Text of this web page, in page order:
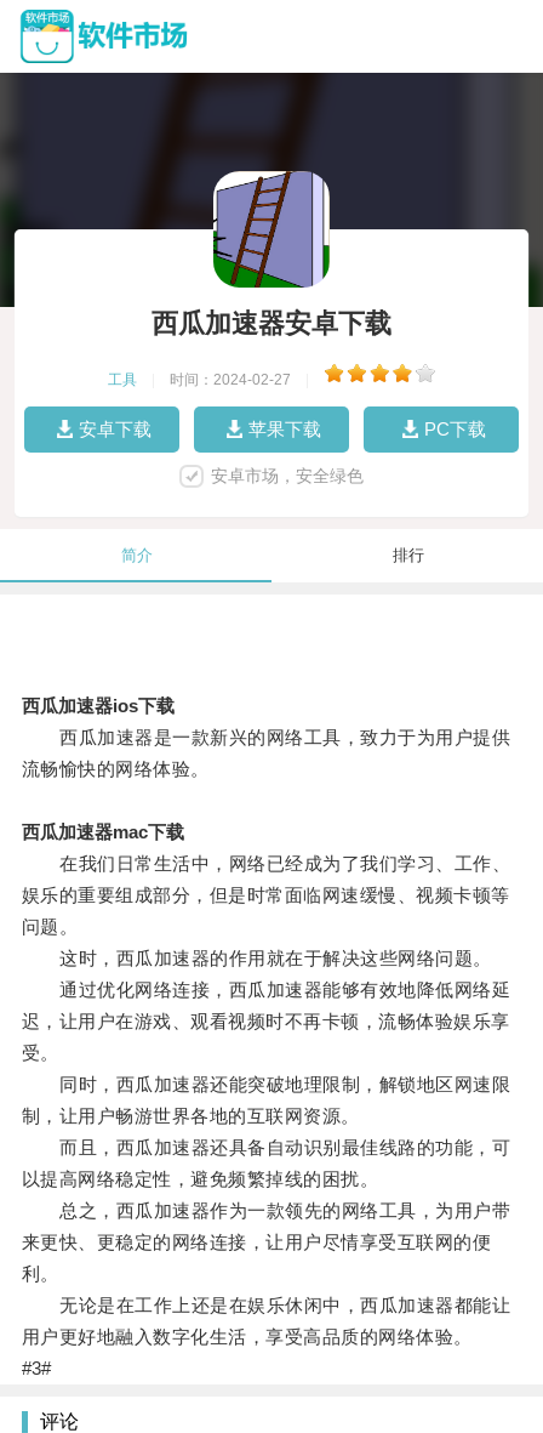
西瓜加速器安卓下载
工具 时间：2024-02-27
安卓下载 苹果下载 PC下载
安卓市场，安全绿色
简介 排行
西瓜加速器ios下载
西瓜加速器是一款新兴的网络工具，致力于为用户提供
流畅愉快的网络体验。
西瓜加速器mac下载
在我们日常生活中，网络已经成为了我们学习、工作、
娱乐的重要组成部分，但是时常面临网速缓慢、视频卡顿等
问题。
这时，西瓜加速器的作用就在于解决这些网络问题。
通过优化网络连接，西瓜加速器能够有效地降低网络延
迟，让用户在游戏、观看视频时不再卡顿，流畅体验娱乐享
受。
同时，西瓜加速器还能突破地理限制，解锁地区网速限
制，让用户畅游世界各地的互联网资源。
而且，西瓜加速器还具备自动识别最佳线路的功能，可
以提高网络稳定性，避免频繁掉线的困扰。
总之，西瓜加速器作为一款领先的网络工具，为用户带
来更快、更稳定的网络连接，让用户尽情享受互联网的便
利。
无论是在工作上还是在娱乐休闲中，西瓜加速器都能让
用户更好地融入数字化生活，享受高品质的网络体验。
#3#
评论